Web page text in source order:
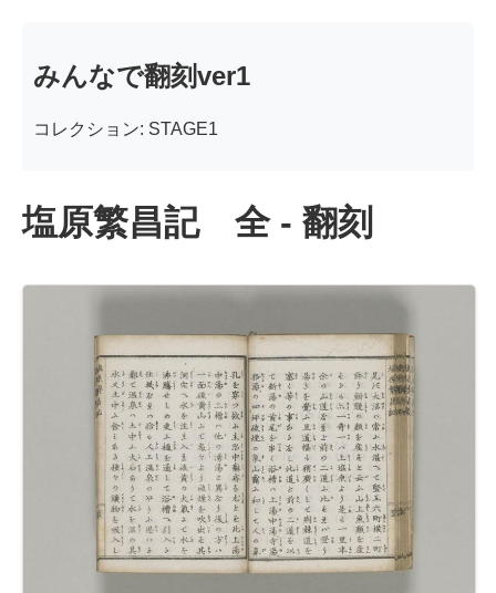
みんなで翻刻ver1
コレクション: STAGE1
塩原繁昌記 全 - 翻刻